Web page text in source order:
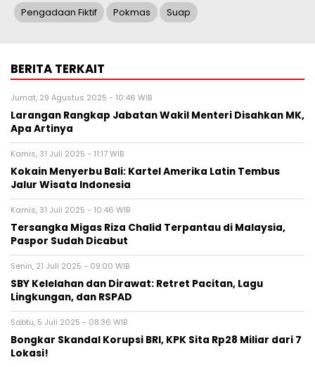
Pengadaan Fiktif Pokmas Suap
BERITA TERKAIT
Jumat, 29 Agustus 2025 - 10:46 WIB
Larangan Rangkap Jabatan Wakil Menteri Disahkan MK,
Apa Artinya
Kamis, 31 Juli 2025 - 11:17 WIB
Kokain Menyerbu Bali: Kartel Amerika Latin Tembus
Jalur Wisata Indonesia
Kamis, 31 Juli 2025 - 10:46 WIB
Tersangka Migas Riza Chalid Terpantau di Malaysia,
Paspor Sudah Dicabut
Senin, 21 Juli 2025 - 09:00 WIB
SBY Kelelahan dan Dirawat: Retret Pacitan, Lagu
Lingkungan, dan RSPAD
Sabtu, 5 Juli 2025 - 08:36 WIB
Bongkar Skandal Korupsi BRI, KPK Sita Rp28 Miliar dari 7
Lokasi!